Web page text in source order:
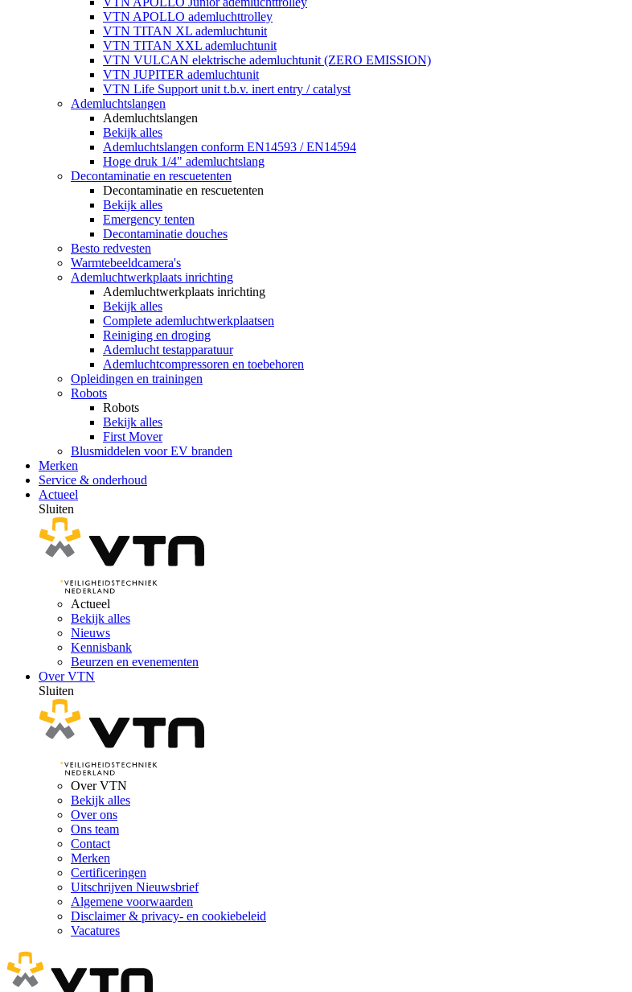
VTN APOLLO ademluchttrolley
VTN TITAN XL ademluchtunit
VTN TITAN XXL ademluchtunit
VTN VULCAN elektrische ademluchtunit (ZERO EMISSION)
VTN JUPITER ademluchtunit
VTN Life Support unit t.b.v. inert entry / catalyst
Ademluchtslangen
Ademluchtslangen
Bekijk alles
Ademluchtslangen conform EN14593 / EN14594
Hoge druk 1/4" ademluchtslang
Decontaminatie en rescuetenten
Decontaminatie en rescuetenten
Bekijk alles
Emergency tenten
Decontaminatie douches
Besto redvesten
Warmtebeeldcamera's
Ademluchtwerkplaats inrichting
Ademluchtwerkplaats inrichting
Bekijk alles
Complete ademluchtwerkplaatsen
Reiniging en droging
Ademlucht testapparatuur
Ademluchtcompressoren en toebehoren
Opleidingen en trainingen
Robots
Robots
Bekijk alles
First Mover
Blusmiddelen voor EV branden
Merken
Service & onderhoud
Actueel
Sluiten
Actueel
Bekijk alles
Nieuws
Kennisbank
Beurzen en evenementen
Over VTN
Sluiten
Over VTN
Bekijk alles
Over ons
Ons team
Contact
Merken
Certificeringen
Uitschrijven Nieuwsbrief
Algemene voorwaarden
Disclaimer & privacy- en cookiebeleid
Vacatures